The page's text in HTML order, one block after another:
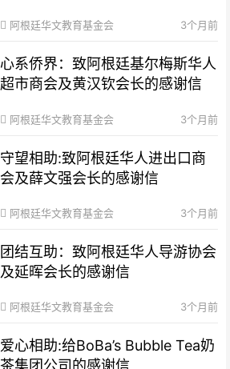
阿根廷华文教育基金会 3个月前
心系侨界​：致阿根廷基尔梅斯华人
超市商会及黄汉钦会长的感谢信
阿根廷华文教育基金会 3个月前
守望相助:致阿根廷华人进出口商
会及薛文强会长的感谢信
阿根廷华文教育基金会 3个月前
团结互助：致阿根廷华人导游协会
及延晖会长的感谢信
阿根廷华文教育基金会 3个月前
爱心相助:给BoBa’s Bubble Tea奶
茶集团公司的感谢信